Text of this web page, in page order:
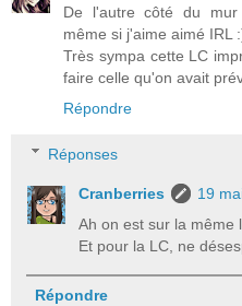
De l'autre côté du
même si j'aime aimé IRL
Très sympa cette LC
faire celle qu'on avait
Répondre
Réponses
Cranberries
19
Ah on est sur la même
Et pour la LC, ne
Répondre